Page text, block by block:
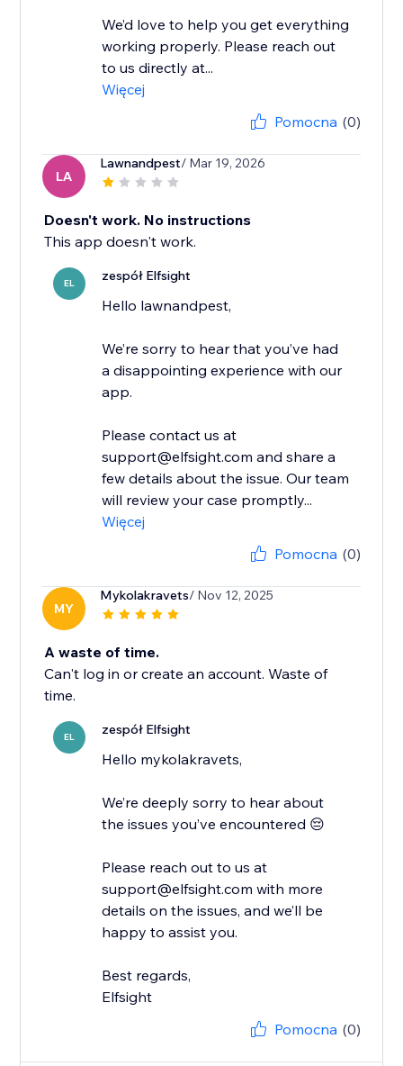
We’d love to help you get everything
working properly. Please reach out
to us directly at...
Więcej
Pomocna (0)
LA
Lawnandpest/ Mar 19, 2026
Doesn't work. No instructions
This app doesn't work.
EL zespół Elfsight
Hello lawnandpest,
We’re sorry to hear that you’ve had
a disappointing experience with our
app.
Please contact us at
support@elfsight.com and share a
few details about the issue. Our team
will review your case promptly...
Więcej
Pomocna (0)
MY
Mykolakravets/ Nov 12, 2025
A waste of time.
Can't log in or create an account. Waste of
time.
EL zespół Elfsight
Hello mykolakravets,
We’re deeply sorry to hear about
the issues you’ve encountered 😔
Please reach out to us at
support@elfsight.com with more
details on the issues, and we’ll be
happy to assist you.
Best regards,
Elfsight
Pomocna (0)